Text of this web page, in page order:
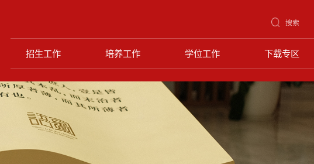
搜索
招生工作 培养工作 学位工作 下载专区